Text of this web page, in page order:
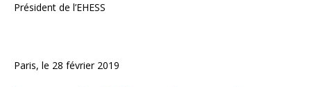
Président de l’EHESS
Paris, le 28 février 2019